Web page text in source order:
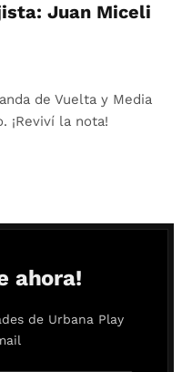
Juan Miceli
de Vuelta y Media
¡Reviví la nota!
ahora!
de Urbana Play